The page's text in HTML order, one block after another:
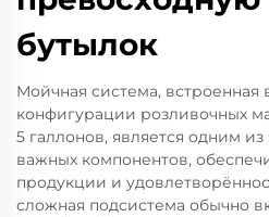
бутылок
Мойчная система,
конфигурации розливочных
5 галлонов, является одним
важных компонентов,
продукции и
сложная подсистема обычно